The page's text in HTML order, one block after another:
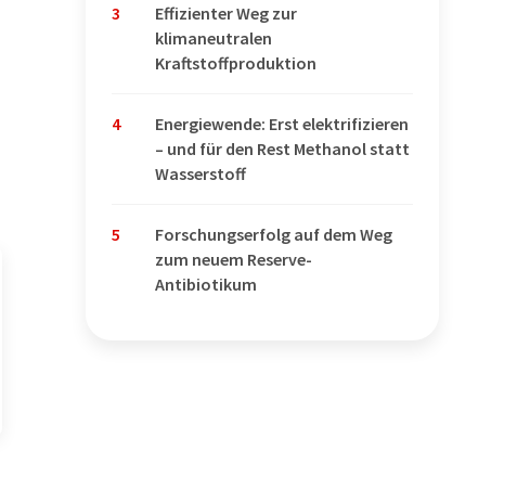
3
Effizienter Weg zur
klimaneutralen
Kraftstoffproduktion
4
Energiewende: Erst elektrifizieren
– und für den Rest Methanol statt
Wasserstoff
5
Forschungserfolg auf dem Weg
zum neuem Reserve-
Antibiotikum